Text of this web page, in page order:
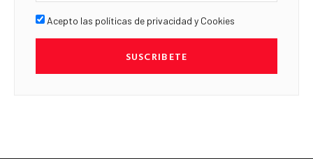
Acepto las políticas de privacidad y Cookies
SUSCRIBETE